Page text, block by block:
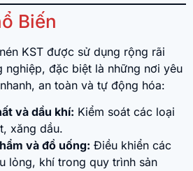
Biến
KST được sử dụng rộng rãi
nghiệp, đặc biệt là những nơi yêu
an toàn và tự động hóa:
và dầu khí: Kiểm soát các loại
xăng dầu.
và đồ uống: Điều khiển các
lỏng, khí trong quy trình sản